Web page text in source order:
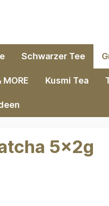
Schwarzer Tee
MORE Kusmi Tea
5x2g